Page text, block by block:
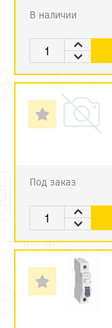
В наличии
Под заказ